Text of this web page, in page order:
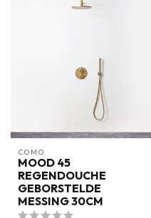
COMO
MOOD 45
REGENDOUCHE
GEBORSTELDE
MESSING 30CM